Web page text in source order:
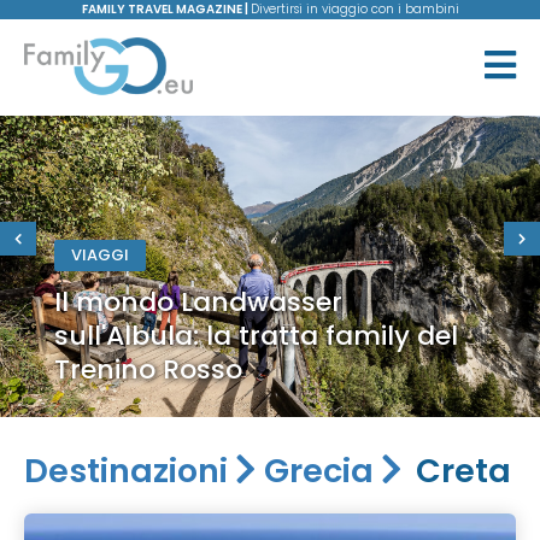
FAMILY TRAVEL MAGAZINE | Divertirsi in viaggio con i bambini
VIAGGI
Il mondo Landwasser
sull'Albula: la tratta family del
Trenino Rosso
Destinazioni Grecia Creta